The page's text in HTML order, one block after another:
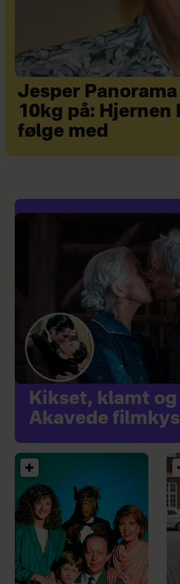
Jesper
10kg på: Hjernen
følge med
Kikset, klamt
Akavede filmkys